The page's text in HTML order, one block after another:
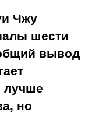
Чжу
шести
вывод
лучше
но